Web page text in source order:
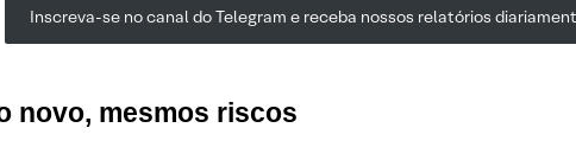
Inscreva-se no canal do Telegram e receba nossos relatórios
novo, mesmos riscos